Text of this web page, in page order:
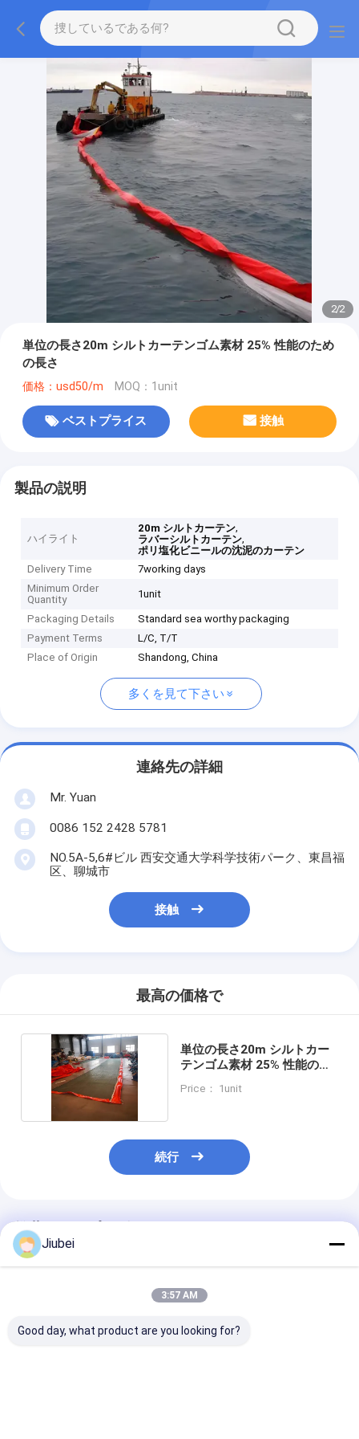
2/2
単位の長さ20m シルトカーテンゴム素材 25% 性能のため
の長さ
価格：usd50/m MOQ：1unit
ベストプライス 接触
製品の説明
ハイライト
20m シルトカーテン,
ラバーシルトカーテン,
ポリ塩化ビニールの沈泥のカーテン
Delivery Time
7working days
Minimum Order
Quantity
1unit
Packaging Details
Standard sea worthy packaging
Payment Terms
L/C, T/T
Place of Origin
Shandong, China
多くを見て下さい
連絡先の詳細
Mr. Yuan
0086 152 2428 5781
NO.5A-5,6#ビル 西安交通大学科学技術パーク、東昌福
区、聊城市
接触
最高の価格で
単位の長さ20m シルトカー
テンゴム素材 25% 性能のた
Price： 1unit
続行
推薦されたプロダクト
Jiubei
3:57 AM
Good day, what product are you looking for?